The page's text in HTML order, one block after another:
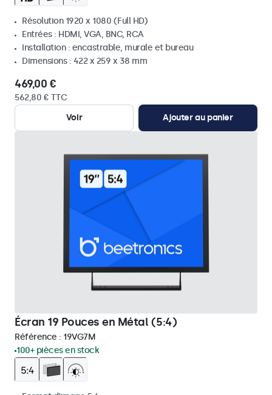
Résolution 1920 x 1080 (Full HD)
Entrées : HDMI, VGA, BNC, RCA
Installation : encastrable, murale et bureau
Dimensions : 422 x 259 x 38 mm
469,00 €
562,80 € TTC
Voir
Ajouter au panier
Écran 19 Pouces en Métal (5:4)
Référence : 19VG7M
100+ pièces en stock